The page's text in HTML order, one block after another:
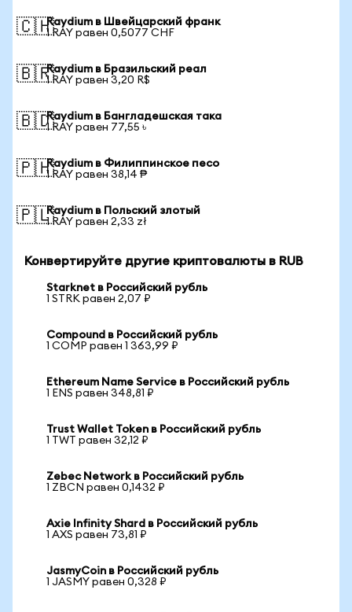
🇨🇭Raydium в Швейцарский франк
1 RAY равен 0,5077 CHF
🇧🇷Raydium в Бразильский реал
1 RAY равен 3,20 R$
🇧🇩Raydium в Бангладешская така
1 RAY равен 77,55 ৳
🇵🇭Raydium в Филиппинское песо
1 RAY равен 38,14 ₱
🇵🇱Raydium в Польский злотый
1 RAY равен 2,33 zł
Конвертируйте другие криптовалюты в RUB
Starknet в Российский рубль
1 STRK равен 2,07 ₽
Compound в Российский рубль
1 COMP равен 1 363,99 ₽
Ethereum Name Service в Российский рубль
1 ENS равен 348,81 ₽
Trust Wallet Token в Российский рубль
1 TWT равен 32,12 ₽
Zebec Network в Российский рубль
1 ZBCN равен 0,1432 ₽
Axie Infinity Shard в Российский рубль
1 AXS равен 73,81 ₽
JasmyCoin в Российский рубль
1 JASMY равен 0,328 ₽